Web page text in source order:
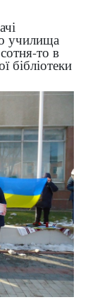
училища
то в
бібліотеки